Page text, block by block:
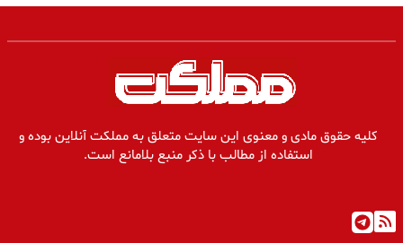
کلیه حقوق مادی و معنوی این سایت متعلق به مملکت آنلاین بوده و
استفاده از مطالب با ذکر منبع بلامانع است.